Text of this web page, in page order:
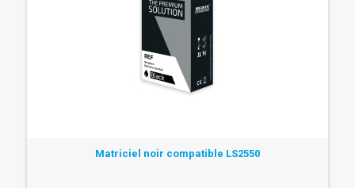
Matriciel noir compatible LS2550